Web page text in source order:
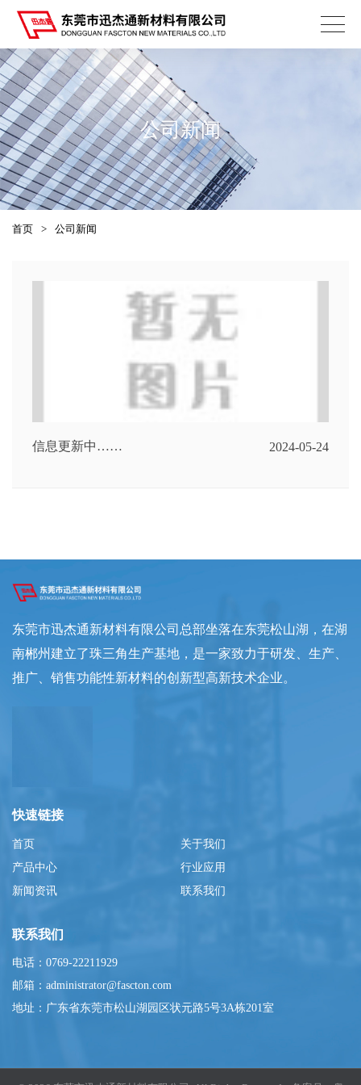
公司新闻
首页 > 公司新闻
信息更新中…… 2024-05-24
东莞市迅杰通新材料有限公司总部坐落在东莞松山湖，在湖
南郴州建立了珠三角生产基地，是一家致力于研发、生产、
推广、销售功能性新材料的创新型高新技术企业。
快速链接
首页
关于我们
产品中心
行业应用
新闻资讯
联系我们
联系我们
电话：0769-22211929
邮箱：administrator@fascton.com
地址：广东省东莞市松山湖园区状元路5号3A栋201室